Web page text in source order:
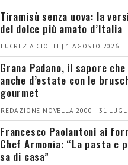
Tiramisù senza uova: la
del dolce più amato d’Italia
LUCREZIA CIOTTI | 1 AGOSTO 2026
Grana Padano, il sapore
anche d’estate con le
gourmet
REDAZIONE NOVELLA 2000 | 31
Francesco Paolantoni ai
Chef Armonia: “La pasta e
sa di casa”